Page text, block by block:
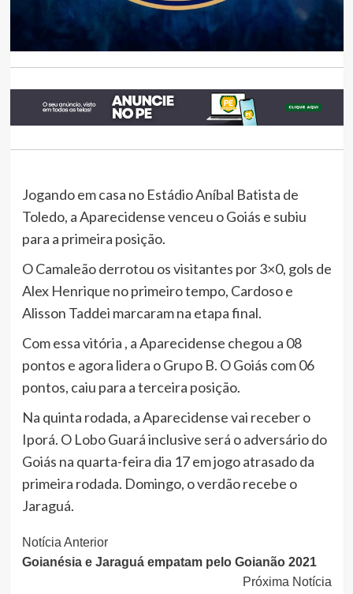
Jogando em casa no Estádio Aníbal Batista de
Toledo, a Aparecidense venceu o Goiás e subiu
para a primeira posição.
O Camaleão derrotou os visitantes por 3×0, gols de
Alex Henrique no primeiro tempo, Cardoso e
Alisson Taddei marcaram na etapa final.
Com essa vitória , a Aparecidense chegou a 08
pontos e agora lidera o Grupo B. O Goiás com 06
pontos, caiu para a terceira posição.
Na quinta rodada, a Aparecidense vai receber o
Iporá. O Lobo Guará inclusive será o adversário do
Goiás na quarta-feira dia 17 em jogo atrasado da
primeira rodada. Domingo, o verdão recebe o
Jaraguá.
Continue
Lendo
Notícia Anterior
Goianésia e Jaraguá empatam pelo Goianão 2021
Próxima Notícia